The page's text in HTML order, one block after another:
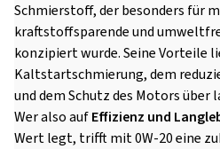
Schmierstoff, der besonders für
kraftstoffsparende und
konzipiert wurde. Seine Vorteile
Kaltstartschmierung, dem
und dem Schutz des Motors über
Wer also aufEffizienz und
Wert legt, trifft mit 0W-20 eine